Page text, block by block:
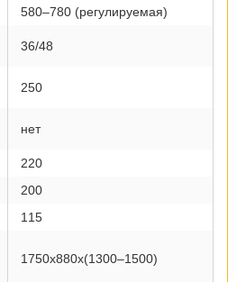
580–780 (регулируемая)
36/48
250
нет
220
200
115
1750х880х(1300–1500)